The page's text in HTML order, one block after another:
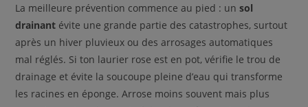
La meilleure prévention commence au pied : unsol
drainant évite une grande partie des catastrophes, surtout
après un hiver pluvieux ou des arrosages automatiques
mal réglés. Si ton laurier rose est en pot, vérifie le trou de
drainage et évite la soucoupe pleine d’eau qui transforme
les racines en éponge. Arrose moins souvent mais plus